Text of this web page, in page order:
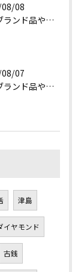
08
壊れたブランド品や汚れアクセサリーの買取価値解説
07
壊れたブランド品や古物の価値を見極める秘訣
津島
イヤモンド
古銭